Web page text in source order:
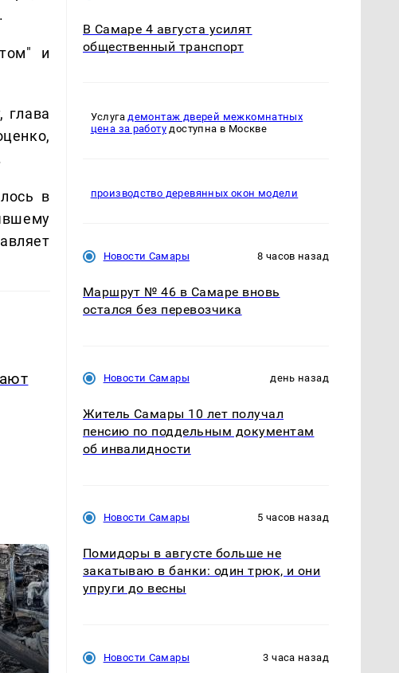
и
глава
в
В Самаре 4 августа усилят
общественный транспорт
Услугадемонтаж дверей межкомнатных
цена за работу доступна в Москве
производство деревянных окон модели
Новости Самары 8 часов назад
Маршрут № 46 в Самаре вновь
остался без перевозчика
Новости Самары день назад
Житель Самары 10 лет получал
пенсию по поддельным документам
об инвалидности
Новости Самары 5 часов назад
Помидоры в августе больше не
закатываю в банки: один трюк, и они
упруги до весны
Новости Самары 3 часа назад